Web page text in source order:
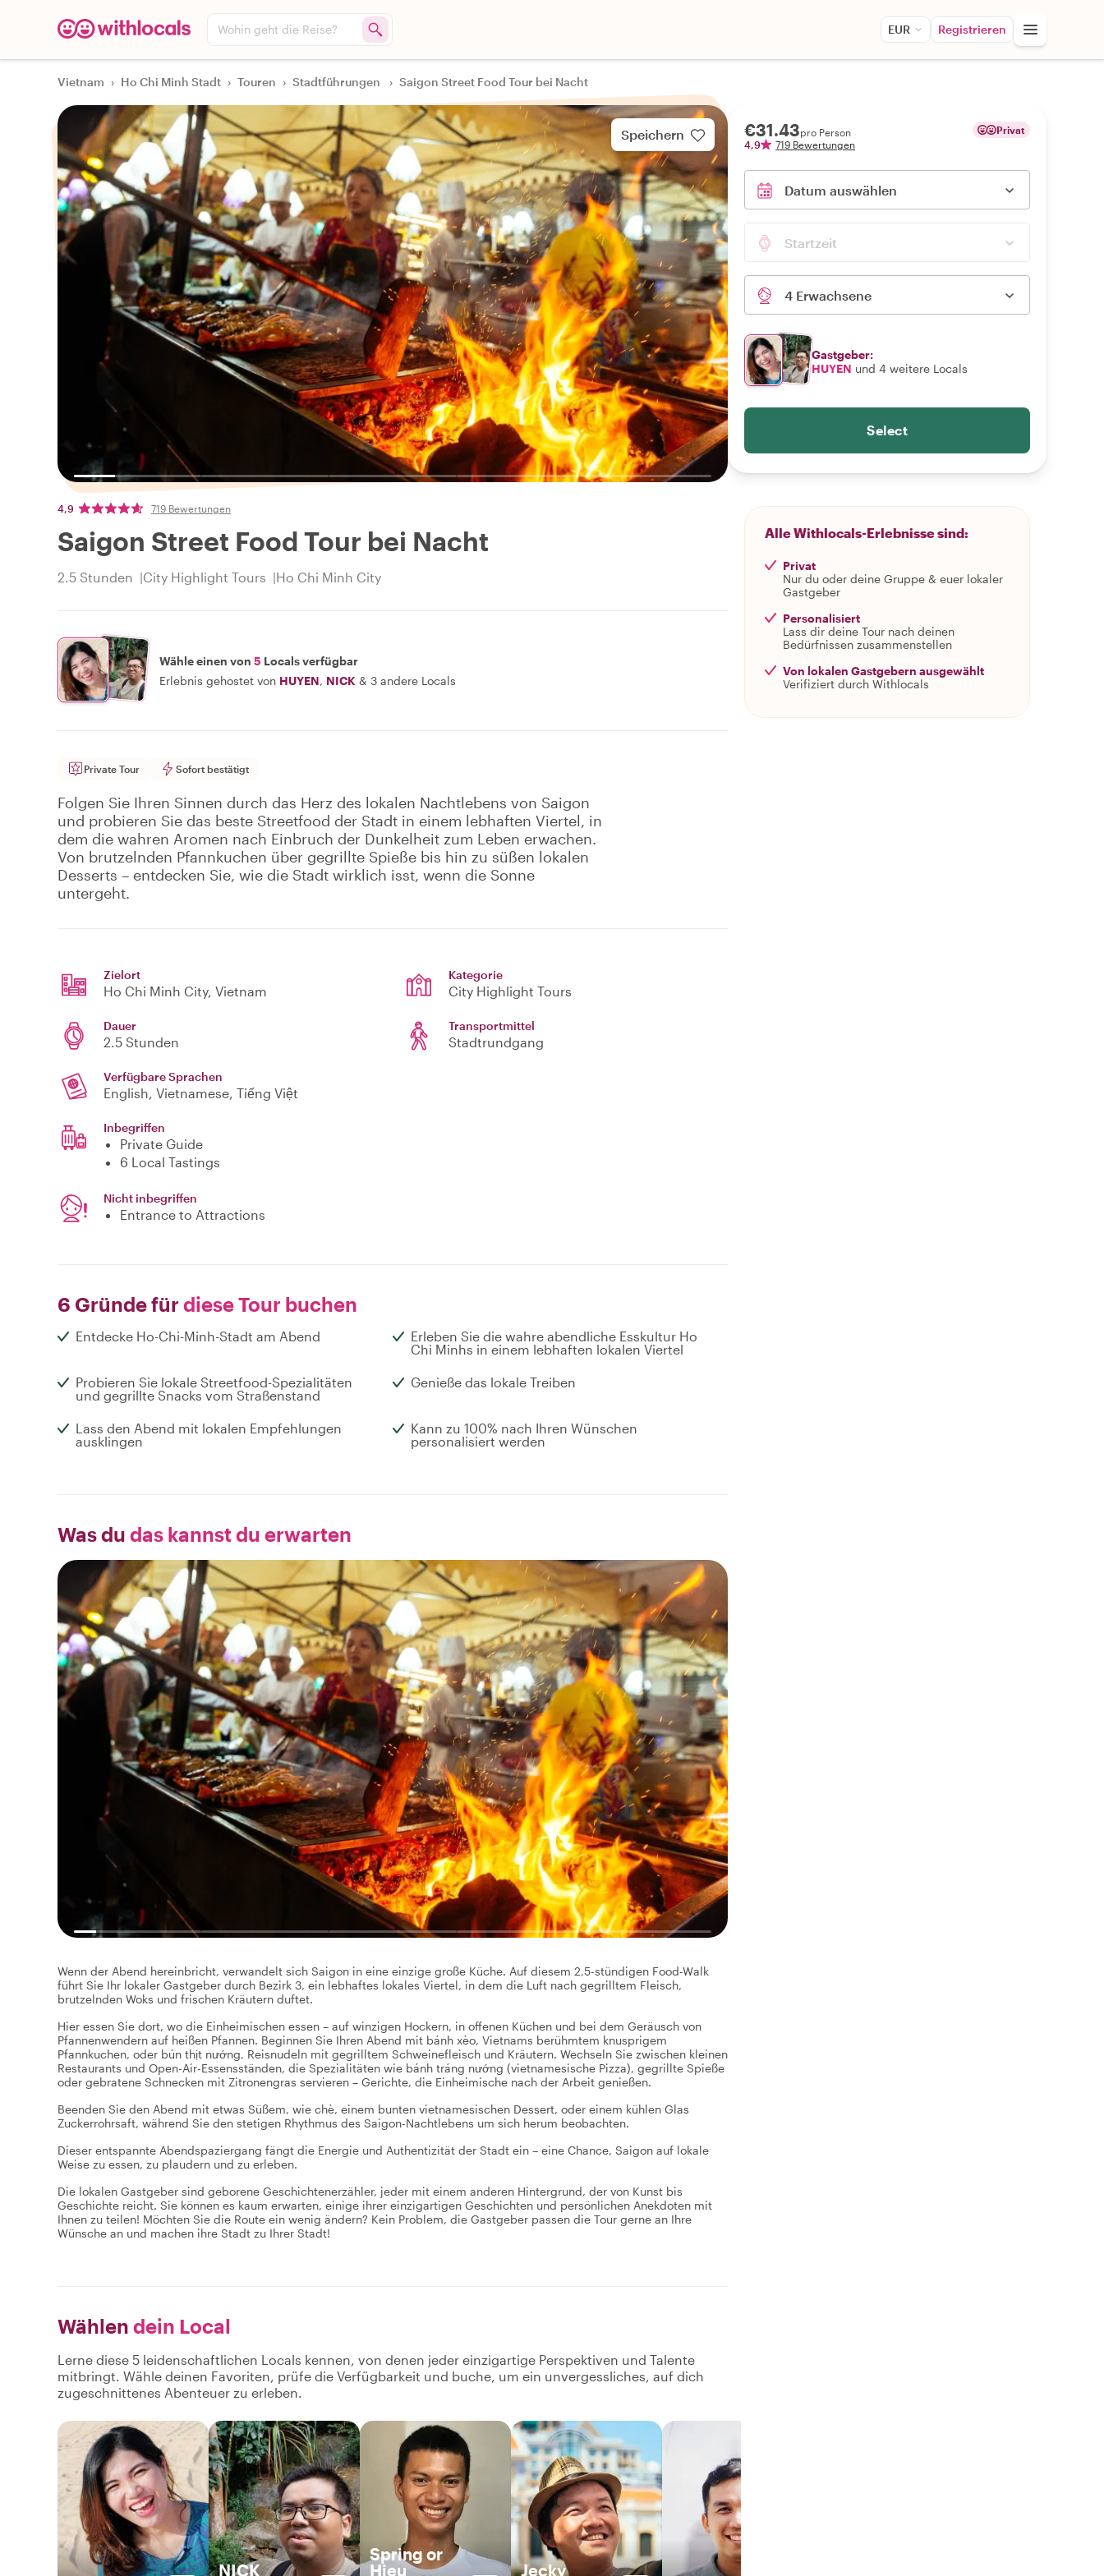
Wohin geht die Reise? EUR Registrieren
Vietnam › Ho Chi Minh Stadt › Touren › Stadtführungen › Saigon Street Food Tour bei Nacht
Speichern
4,9 719 Bewertungen
Saigon Street Food Tour bei Nacht
2.5 Stunden City Highlight Tours Ho Chi Minh City
Wähle einen von 5 Locals verfügbar
Erlebnis gehostet von HUYEN, NICK & 3 andere Locals
Private Tour Sofort bestätigt
Folgen Sie Ihren Sinnen durch das Herz des lokalen Nachtlebens von Saigon
und probieren Sie das beste Streetfood der Stadt in einem lebhaften Viertel, in
dem die wahren Aromen nach Einbruch der Dunkelheit zum Leben erwachen.
Von brutzelnden Pfannkuchen über gegrillte Spieße bis hin zu süßen lokalen
Desserts – entdecken Sie, wie die Stadt wirklich isst, wenn die Sonne
untergeht.
Zielort
Ho Chi Minh City, Vietnam
Kategorie
City Highlight Tours
Dauer
2.5 Stunden
Transportmittel
Stadtrundgang
Verfügbare Sprachen
English, Vietnamese, Tiếng Việt
Inbegriffen
Private Guide
6 Local Tastings
Nicht inbegriffen
Entrance to Attractions
6 Gründe für diese Tour buchen
Entdecke Ho-Chi-Minh-Stadt am Abend
Erleben Sie die wahre abendliche Esskultur Ho
Chi Minhs in einem lebhaften lokalen Viertel
Probieren Sie lokale Streetfood-Spezialitäten
und gegrillte Snacks vom Straßenstand
Genieße das lokale Treiben
Lass den Abend mit lokalen Empfehlungen
ausklingen
Kann zu 100% nach Ihren Wünschen
personalisiert werden
Was du das kannst du erwarten
Wenn der Abend hereinbricht, verwandelt sich Saigon in eine einzige große Küche. Auf diesem 2,5-stündigen Food-Walk
führt Sie Ihr lokaler Gastgeber durch Bezirk 3, ein lebhaftes lokales Viertel, in dem die Luft nach gegrilltem Fleisch,
brutzelnden Woks und frischen Kräutern duftet.
Hier essen Sie dort, wo die Einheimischen essen – auf winzigen Hockern, in offenen Küchen und bei dem Geräusch von
Pfannenwendern auf heißen Pfannen. Beginnen Sie Ihren Abend mit bánh xèo, Vietnams berühmtem knusprigem
Pfannkuchen, oder bún thịt nướng, Reisnudeln mit gegrilltem Schweinefleisch und Kräutern. Wechseln Sie zwischen kleinen
Restaurants und Open-Air-Essensständen, die Spezialitäten wie bánh tráng nướng (vietnamesische Pizza), gegrillte Spieße
oder gebratene Schnecken mit Zitronengras servieren – Gerichte, die Einheimische nach der Arbeit genießen.
Beenden Sie den Abend mit etwas Süßem, wie chè, einem bunten vietnamesischen Dessert, oder einem kühlen Glas
Zuckerrohrsaft, während Sie den stetigen Rhythmus des Saigon-Nachtlebens um sich herum beobachten.
Dieser entspannte Abendspaziergang fängt die Energie und Authentizität der Stadt ein – eine Chance, Saigon auf lokale
Weise zu essen, zu plaudern und zu erleben.
Die lokalen Gastgeber sind geborene Geschichtenerzähler, jeder mit einem anderen Hintergrund, der von Kunst bis
Geschichte reicht. Sie können es kaum erwarten, einige ihrer einzigartigen Geschichten und persönlichen Anekdoten mit
Ihnen zu teilen! Möchten Sie die Route ein wenig ändern? Kein Problem, die Gastgeber passen die Tour gerne an Ihre
Wünsche an und machen ihre Stadt zu Ihrer Stadt!
Wählen dein Local
Lerne diese 5 leidenschaftlichen Locals kennen, von denen jeder einzigartige Perspektiven und Talente
mitbringt. Wähle deinen Favoriten, prüfe die Verfügbarkeit und buche, um ein unvergessliches, auf dich
zugeschnittenes Abenteuer zu erleben.
NICK
Spring or
Hieu
Jecky
€31.43pro Person
4,9
719 Bewertungen
Privat
Datum auswählen
Startzeit
4 Erwachsene
Gastgeber:
HUYEN und 4 weitere Locals
Select
Alle Withlocals-Erlebnisse sind:
Privat
Nur du oder deine Gruppe & euer lokaler
Gastgeber
Personalisiert
Lass dir deine Tour nach deinen
Bedürfnissen zusammenstellen
Von lokalen Gastgebern ausgewählt
Verifiziert durch Withlocals